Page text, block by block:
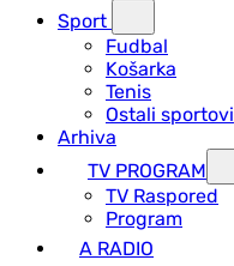
Sport
Fudbal
Košarka
Tenis
Ostali sportovi
Arhiva
TV PROGRAM
ТV Raspored
Program
A RADIO